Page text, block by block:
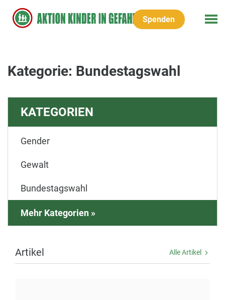
Spenden
Kategorie: Bundestagswahl
KATEGORIEN
Gender
Gewalt
Bundestagswahl
Mehr Kategorien »
Artikel Alle Artikel